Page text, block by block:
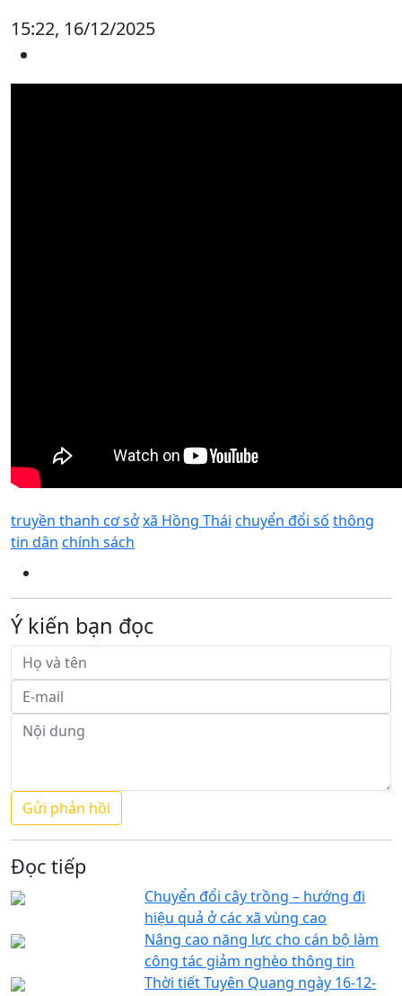
15:22, 16/12/2025
truyền thanh cơ sởxã Hồng Thái chuyển đổi số thông
tin dân chính sách
Ý kiến bạn đọc
Đọc tiếp
Chuyển đổi cây trồng – hướng đi
hiệu quả ở các xã vùng cao
Nâng cao năng lực cho cán bộ làm
công tác giảm nghèo thông tin
Thời tiết Tuyên Quang ngày 16-12-